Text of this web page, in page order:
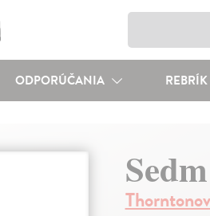
ODPORÚČANIA REBRÍK